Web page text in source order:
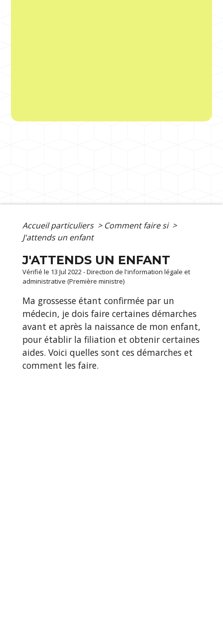
Accueil particuliers > Comment faire si >
J'attends un enfant
J'ATTENDS UN ENFANT
Vérifié le 13 Jul 2022 - Direction de l'information légale et
administrative (Première ministre)
Ma grossesse étant confirmée par un
médecin, je dois faire certaines démarches
avant et après la naissance de mon enfant,
pour établir la filiation et obtenir certaines
aides. Voici quelles sont ces démarches et
comment les faire.